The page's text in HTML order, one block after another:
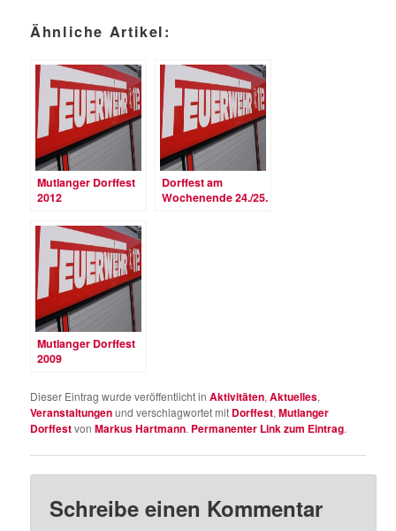
Ähnliche Artikel:
Mutlanger Dorffest
2012
Dorffest am
Wochenende 24./25.
Mutlanger Dorffest
2009
Dieser Eintrag wurde veröffentlicht inAktivitäten,Aktuelles,
Veranstaltungenund verschlagwortet mit Dorffest,Mutlanger
DorffestvonMarkus Hartmann. Permanenter Link zum Eintrag.
Schreibe einen Kommentar